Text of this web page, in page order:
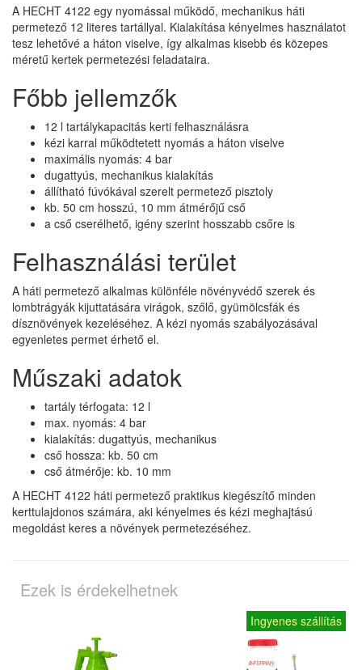
A HECHT 4122 egy nyomással működő, mechanikus háti
permetező 12 literes tartállyal. Kialakítása kényelmes használatot
tesz lehetővé a háton viselve, így alkalmas kisebb és közepes
méretű kertek permetezési feladataira.
Főbb jellemzők
12 l tartálykapacitás kerti felhasználásra
kézi karral működtetett nyomás a háton viselve
maximális nyomás: 4 bar
dugattyús, mechanikus kialakítás
állítható fúvókával szerelt permetező pisztoly
kb. 50 cm hosszú, 10 mm átmérőjű cső
a cső cserélhető, igény szerint hosszabb csőre is
Felhasználási terület
A háti permetező alkalmas különféle növényvédő szerek és
lombtrágyák kijuttatására virágok, szőlő, gyümölcsfák és
dísznövények kezeléséhez. A kézi nyomás szabályozásával
egyenletes permet érhető el.
Műszaki adatok
tartály térfogata: 12 l
max. nyomás: 4 bar
kialakítás: dugattyús, mechanikus
cső hossza: kb. 50 cm
cső átmérője: kb. 10 mm
A HECHT 4122 háti permetező praktikus kiegészítő minden
kerttulajdonos számára, aki kényelmes és kézi meghajtású
megoldást keres a növények permetezéséhez.
Ezek is érdekelhetnek
Ingyenes szállítás